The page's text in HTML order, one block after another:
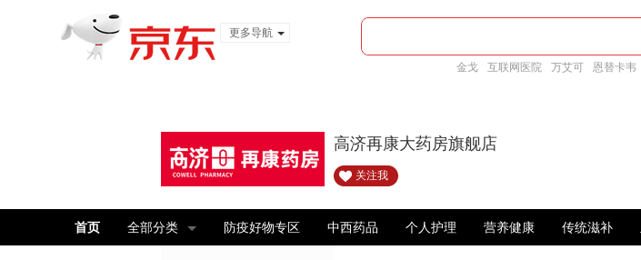
更多导航
金戈 互联网医院 万艾可 恩替卡韦
高济再康大药房旗舰店
关注我
首页 全部分类 防疫好物专区 中西药品 个人护理 营养健康 传统滋补